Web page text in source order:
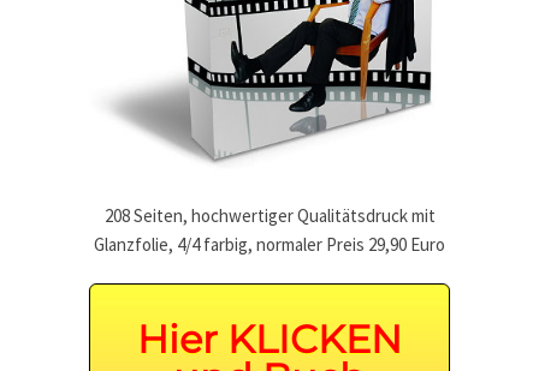
208 Seiten, hochwertiger Qualitätsdruck mit
Glanzfolie, 4/4 farbig, normaler Preis 29,90 Euro
Hier KLICKEN